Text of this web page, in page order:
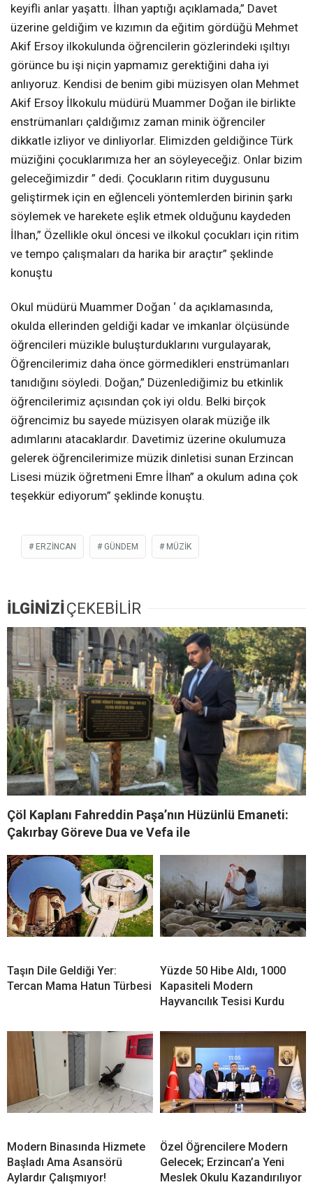
keyifli anlar yaşattı. İlhan yaptığı açıklamada,” Davet
üzerine geldiğim ve kızımın da eğitim gördüğü Mehmet
Akif Ersoy ilkokulunda öğrencilerin gözlerindeki ışıltıyı
görünce bu işi niçin yapmamız gerektiğini daha iyi
anlıyoruz. Kendisi de benim gibi müzisyen olan Mehmet
Akif Ersoy İlkokulu müdürü Muammer Doğan ile birlikte
enstrümanları çaldığımız zaman minik öğrenciler
dikkatle izliyor ve dinliyorlar. Elimizden geldiğince Türk
müziğini çocuklarımıza her an söyleyeceğiz. Onlar bizim
geleceğimizdir ” dedi. Çocukların ritim duygusunu
geliştirmek için en eğlenceli yöntemlerden birinin şarkı
söylemek ve harekete eşlik etmek olduğunu kaydeden
İlhan,” Özellikle okul öncesi ve ilkokul çocukları için ritim
ve tempo çalışmaları da harika bir araçtır” şeklinde
konuştu
Okul müdürü Muammer Doğan ‘ da açıklamasında,
okulda ellerinden geldiği kadar ve imkanlar ölçüsünde
öğrencileri müzikle buluşturduklarını vurgulayarak,
Öğrencilerimiz daha önce görmedikleri enstrümanları
tanıdığını söyledi. Doğan,” Düzenlediğimiz bu etkinlik
öğrencilerimiz açısından çok iyi oldu. Belki birçok
öğrencimiz bu sayede müzisyen olarak müziğe ilk
adımlarını atacaklardır. Davetimiz üzerine okulumuza
gelerek öğrencilerimize müzik dinletisi sunan Erzincan
Lisesi müzik öğretmeni Emre İlhan” a okulum adına çok
teşekkür ediyorum” şeklinde konuştu.
ERZINCAN GÜNDEM MÜZIK
İLGİNİZİÇEKEBİLİR
Çöl Kaplanı Fahreddin Paşa’nın Hüzünlü Emaneti:
Çakırbay Göreve Dua ve Vefa ile
Taşın Dile Geldiği Yer:
Tercan Mama Hatun Türbesi
Yüzde 50 Hibe Aldı, 1000
Kapasiteli Modern
Hayvancılık Tesisi Kurdu
Modern Binasında Hizmete
Başladı Ama Asansörü
Aylardır Çalışmıyor!
Özel Öğrencilere Modern
Gelecek; Erzincan’a Yeni
Meslek Okulu Kazandırılıyor